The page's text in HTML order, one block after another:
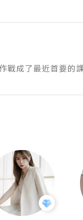
戰成了最近首要的